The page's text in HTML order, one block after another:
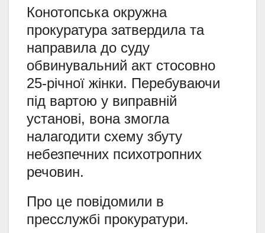
Конотопська окружна
прокуратура затвердила та
направила до суду
обвинувальний акт стосовно
25-річної жінки. Перебуваючи
під вартою у виправній
установі, вона змогла
налагодити схему збуту
небезпечних психотропних
речовин.
Про це повідомили в
пресслужбі прокуратури.